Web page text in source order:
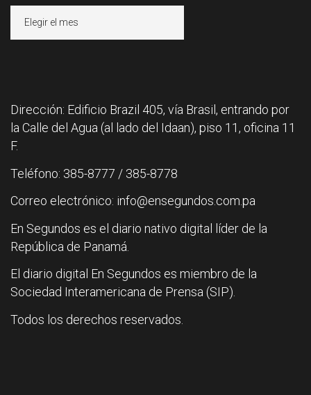
Dirección: Edificio Brazil 405, vía Brasil, entrando por
la Calle del Agua (al lado del Idaan), piso 11, oficina 11
F.
Teléfono: 385-8777 / 385-8778
Correo electrónico: info@ensegundos.com.pa
En Segundos es el diario nativo digital líder de la
República de Panamá.
El diario digital En Segundos es miembro de la
Sociedad Interamericana de Prensa (SIP).
Todos los derechos reservados.